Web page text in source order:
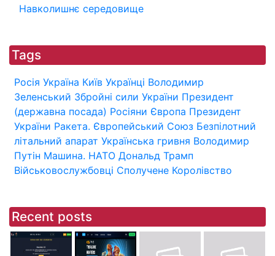
Навколишнє середовище
Tags
Росія Україна Київ Українці Володимир
Зеленський Збройні сили України Президент
(державна посада) Росіяни Європа Президент
України Ракета. Європейський Союз Безпілотний
літальний апарат Українська гривня Володимир
Путін Машина. НАТО Дональд Трамп
Військовослужбовці Сполучене Королівство
Recent posts